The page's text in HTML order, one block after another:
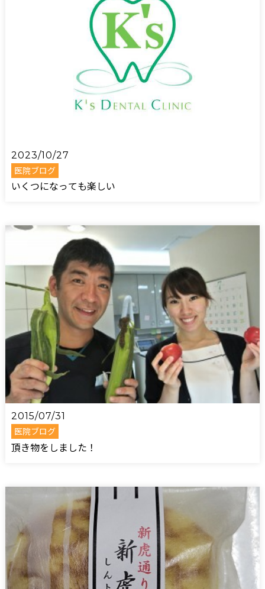
2023/10/27
医院ブログ
いくつになっても楽しい
2015/07/31
医院ブログ
頂き物をしました！